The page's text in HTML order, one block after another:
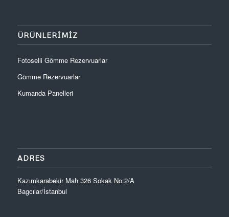
ÜRÜNLERIMIZ
Fotoselli Gömme Rezervuarlar
Gömme Rezervuarlar
Kumanda Panelleri
ADRES
Kazımkarabekir Mah 326 Sokak No:2/A
Bagcılar/İstanbul